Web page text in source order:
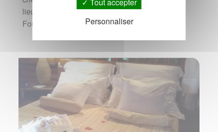
lieux incontournables de l'île : Piton de la
Fournaise,…
Personnaliser